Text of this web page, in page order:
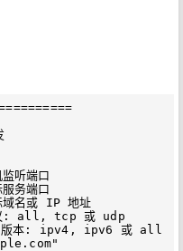
端口
端口
名或 IP 地址
all, tcp 或 udp
本: ipv4, ipv6 或 all